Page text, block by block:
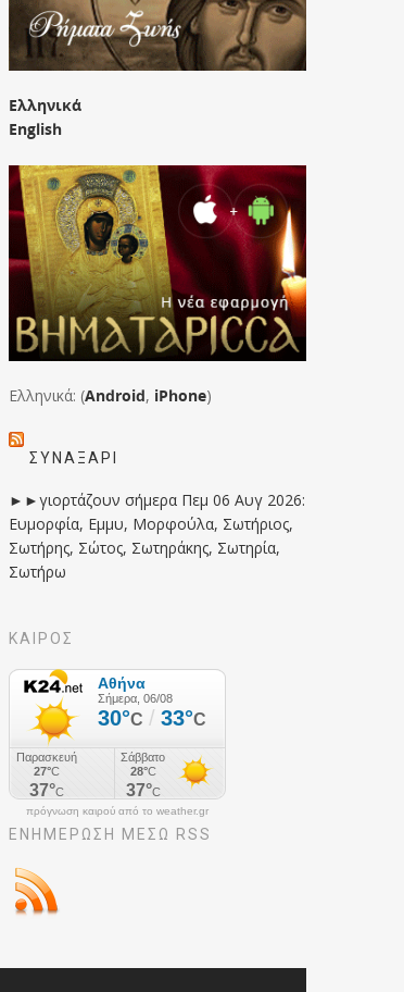
Ελληνικά
English
Ελληνικά: (Android, iPhone)
ΣΥΝΑΞΆΡΙ
►►γιορτάζουν σήμερα Πεμ 06 Αυγ 2026:
Ευμορφία, Εμμυ, Μορφούλα, Σωτήριος,
Σωτήρης, Σώτος, Σωτηράκης, Σωτηρία,
Σωτήρω
ΚΑΙΡΟΣ
πρόγνωση καιρού από το weather.gr
ΕΝΗΜΈΡΩΣΉ ΜΕΣΩ RSS